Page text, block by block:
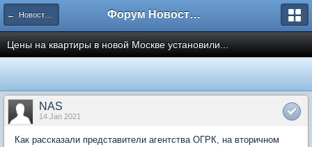
← Новости рынка недвижимости Форум Новостройки
Цены на квартиры в новой Москве установили...
NAS
14 Jan 2021
Как рассказали представители агентства ОГРК, на вторичном